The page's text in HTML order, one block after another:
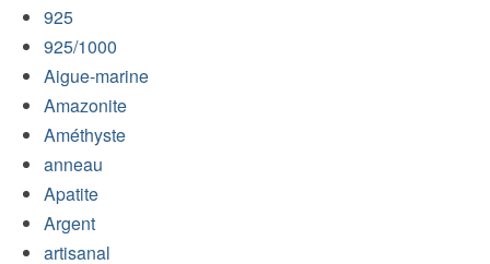
925
925/1000
Aigue-marine
Amazonite
Améthyste
anneau
Apatite
Argent
artisanal